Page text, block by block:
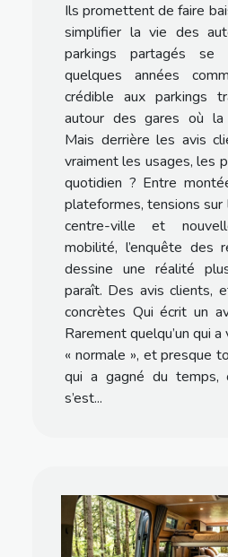
Ils promettent de faire
simplifier la vie des
parkings partagés
quelques années
crédible aux parkings
autour des gares où la
Mais derrière les avis
vraiment les usages, les
quotidien ? Entre
plateformes, tensions
centre-ville et
mobilité, l’enquête des
dessine une réalité
paraît. Des avis clients,
concrètes Qui écrit un
Rarement quelqu’un qui
« normale », et presque
qui a gagné du temps,
s’est...